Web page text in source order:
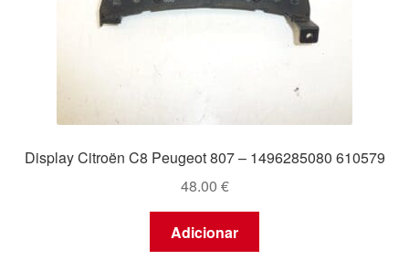
Display Citroën C8 Peugeot 807 – 1496285080 610579
48.00 €
Adicionar